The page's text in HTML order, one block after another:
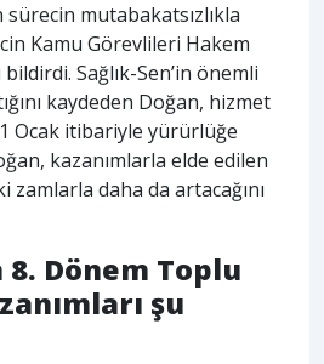
mutabakatsızlıkla
Kamu Görevlileri Hakem
bildirdi. Sağlık-Sen’in önemli
kaydeden Doğan, hizmet
Ocak itibariyle yürürlüğe
kazanımlarla elde edilen
zamlarla daha da artacağını
8. Dönem Toplu
şu